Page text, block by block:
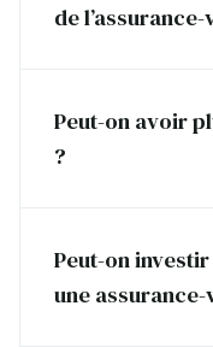
de l’assurance-
Peut-on avoir
?
Peut-on investir
une assurance-